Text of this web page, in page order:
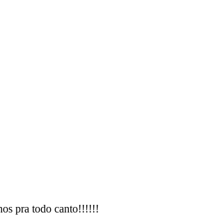
pra todo canto!!!!!!